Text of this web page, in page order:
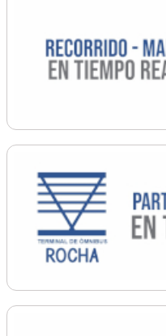
Ordenamiento
Promoción Social
Salud
Secretaría General